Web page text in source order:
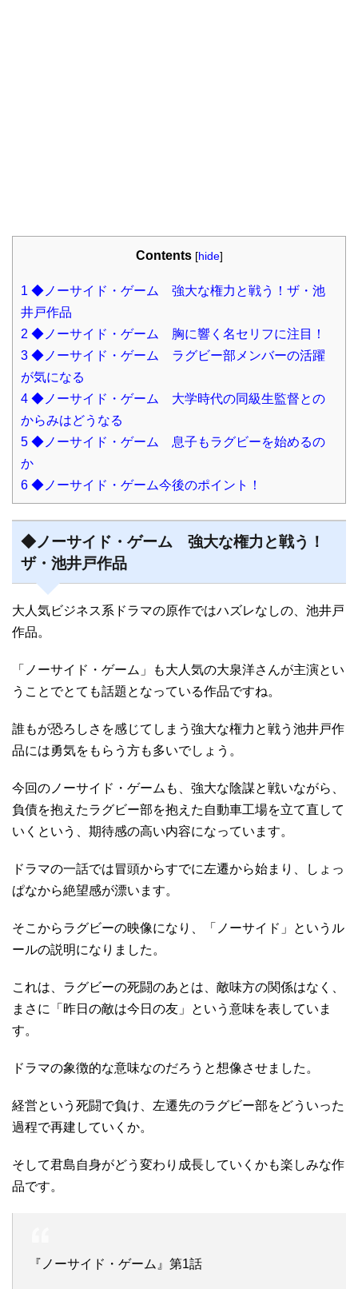
Contents [hide]
1 ◆ノーサイド・ゲーム 強大な権力と戦う！ザ・池
井戸作品
2 ◆ノーサイド・ゲーム 胸に響く名セリフに注目！
3 ◆ノーサイド・ゲーム ラグビー部メンバーの活躍
が気になる
4 ◆ノーサイド・ゲーム 大学時代の同級生監督との
からみはどうなる
5 ◆ノーサイド・ゲーム 息子もラグビーを始めるの
か
6 ◆ノーサイド・ゲーム今後のポイント！
◆ノーサイド・ゲーム 強大な権力と戦う！
ザ・池井戸作品
大人気ビジネス系ドラマの原作ではハズレなしの、池井戸
作品。
「ノーサイド・ゲーム」も大人気の大泉洋さんが主演とい
うことでとても話題となっている作品ですね。
誰もが恐ろしさを感じてしまう強大な権力と戦う池井戸作
品には勇気をもらう方も多いでしょう。
今回のノーサイド・ゲームも、強大な陰謀と戦いながら、
負債を抱えたラグビー部を抱えた自動車工場を立て直して
いくという、期待感の高い内容になっています。
ドラマの一話では冒頭からすでに左遷から始まり、しょっ
ぱなから絶望感が漂います。
そこからラグビーの映像になり、「ノーサイド」というル
ールの説明になりました。
これは、ラグビーの死闘のあとは、敵味方の関係はなく、
まさに「昨日の敵は今日の友」という意味を表していま
す。
ドラマの象徴的な意味なのだろうと想像させました。
経営という死闘で負け、左遷先のラグビー部をどういった
過程で再建していくか。
そして君島自身がどう変わり成長していくかも楽しみな作
品です。
『ノーサイド・ゲーム』第1話